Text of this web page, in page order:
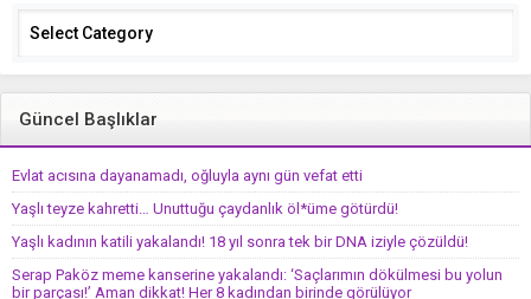
Categories
Güncel Başlıklar
Evlat acısına dayanamadı, oğluyla aynı gün vefat etti
Yaşlı teyze kahretti… Unuttuğu çaydanlık öl*üme götürdü!
Yaşlı kadının katili yakalandı! 18 yıl sonra tek bir DNA iziyle çözüldü!
Serap Paköz meme kanserine yakalandı: ‘Saçlarımın dökülmesi bu yolun
bir parçası!’ Aman dikkat! Her 8 kadından birinde görülüyor